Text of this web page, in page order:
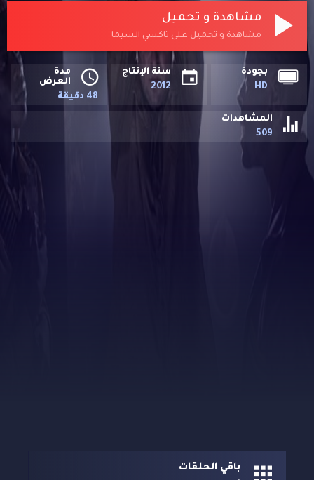
مشاهدة و تحميل
مشاهدة و تحميل على تاكسي السيما
بجودة
HD
سنة الإنتاج
2012
مدة
العرض
48 دقيقة
المشاهدات
509
باقي الحلقات